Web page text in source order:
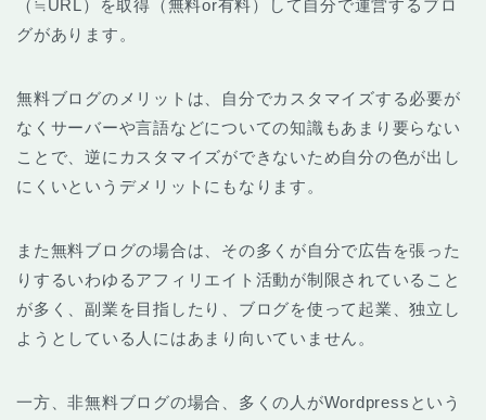
（≒URL）を取得（無料or有料）して自分で運営するブロ
グがあります。
無料ブログのメリットは、自分でカスタマイズする必要が
なくサーバーや言語などについての知識もあまり要らない
ことで、逆にカスタマイズができないため自分の色が出し
にくいというデメリットにもなります。
また無料ブログの場合は、その多くが自分で広告を張った
りするいわゆるアフィリエイト活動が制限されていること
が多く、副業を目指したり、ブログを使って起業、独立し
ようとしている人にはあまり向いていません。
一方、非無料ブログの場合、多くの人がWordpressという